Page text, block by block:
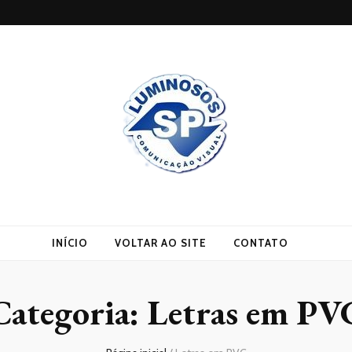
INÍCIO VOLTAR AO SITE CONTATO
Letras em